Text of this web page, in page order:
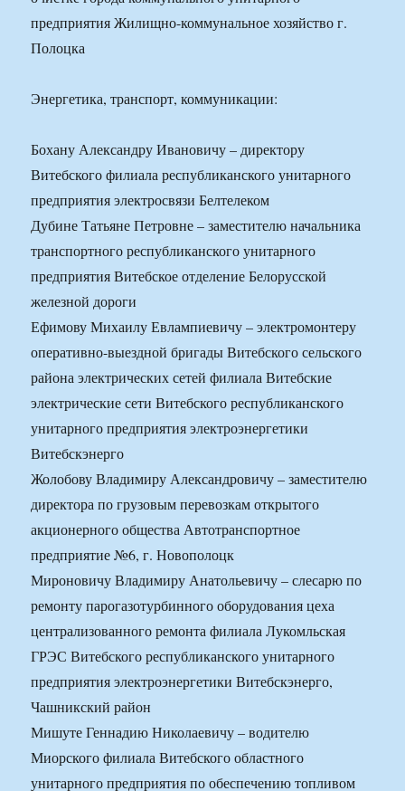
предприятия Жилищно-коммунальное хозяйство г.
Полоцка
Энергетика, транспорт, коммуникации:
Бохану Александру Ивановичу – директору
Витебского филиала республиканского унитарного
предприятия электросвязи Белтелеком
Дубине Татьяне Петровне – заместителю начальника
транспортного республиканского унитарного
предприятия Витебское отделение Белорусской
железной дороги
Ефимову Михаилу Евлампиевичу – электромонтеру
оперативно-выездной бригады Витебского сельского
района электрических сетей филиала Витебские
электрические сети Витебского республиканского
унитарного предприятия электроэнергетики
Витебскэнерго
Жолобову Владимиру Александровичу – заместителю
директора по грузовым перевозкам открытого
акционерного общества Автотранспортное
предприятие №6, г. Новополоцк
Мироновичу Владимиру Анатольевичу – слесарю по
ремонту парогазотурбинного оборудования цеха
централизованного ремонта филиала Лукомльская
ГРЭС Витебского республиканского унитарного
предприятия электроэнергетики Витебскэнерго,
Чашникский район
Мишуте Геннадию Николаевичу – водителю
Миорского филиала Витебского областного
унитарного предприятия по обеспечению топливом